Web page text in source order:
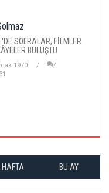
SOFRALAR, FİLMLER
BULUŞTU
1970
HAFTA BU AY